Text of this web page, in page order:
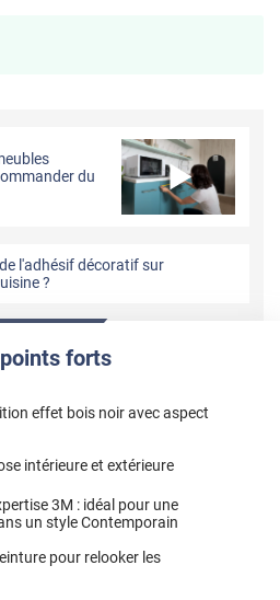
du
l'adhésif décoratif sur
?
forts
effet bois noir avec aspect
intérieure et extérieure
3M : idéal pour une
un style Contemporain
pour relooker les